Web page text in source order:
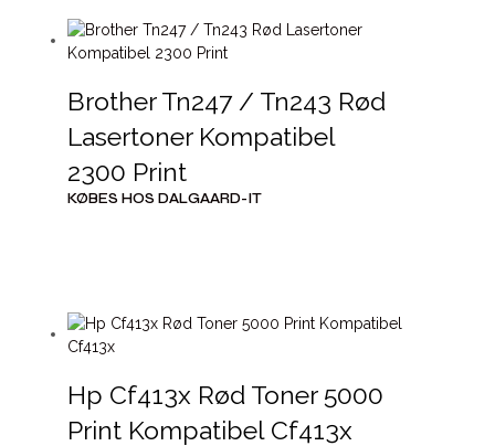
Brother Tn247 / Tn243 Rød
Lasertoner Kompatibel
2300 Print
KØBES HOS DALGAARD-IT
Hp Cf413x Rød Toner 5000
Print Kompatibel Cf413x